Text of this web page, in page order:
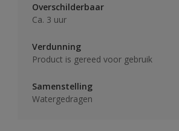
Overschilderbaar
Ca. 3 uur
Verdunning
Product is gereed voor gebruik
Samenstelling
Watergedragen